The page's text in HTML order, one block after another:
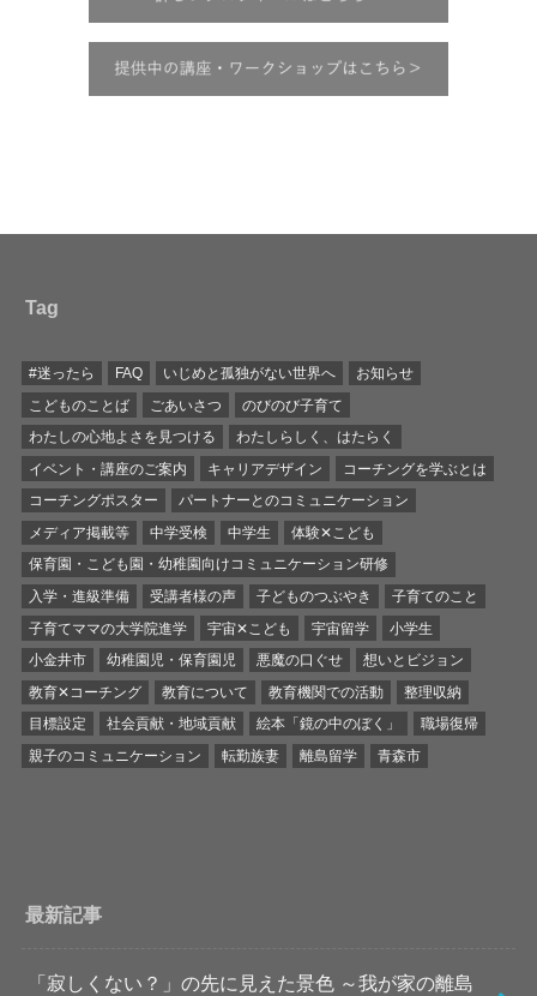
Tag
#迷ったら FAQ いじめと孤独がない世界へ
お知らせ
こどものことば
ごあいさつ
のびのび子育て
わたしの心地よさを見つける
わたしらしく、はたらく
イベント・講座のご案内
キャリアデザイン
コーチングを学ぶとは
コーチングポスター
パートナーとのコミュニケーション
メディア掲載等
中学受検 中学生
体験✕こども
保育園・こども園・幼稚園向けコミュニケーション研修
入学・進級準備
受講者様の声 子どものつぶやき
子育てのこと
子育てママの大学院進学
宇宙✕こども 宇宙留学
小学生
小金井市
幼稚園児・保育園児 悪魔の口ぐせ
想いとビジョン
教育✕コーチング
教育について 教育機関での活動
整理収納
目標設定
社会貢献・地域貢献 絵本「鏡の中のぼく」
職場復帰
親子のコミュニケーション
転勤族妻 離島留学 青森市
最新記事
「寂しくない？」の先に見えた景色 ～我が家の離島